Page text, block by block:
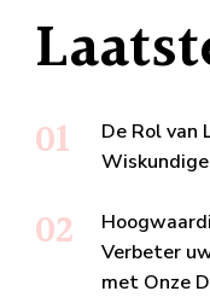
De Rol van
Verbeter
met Onze